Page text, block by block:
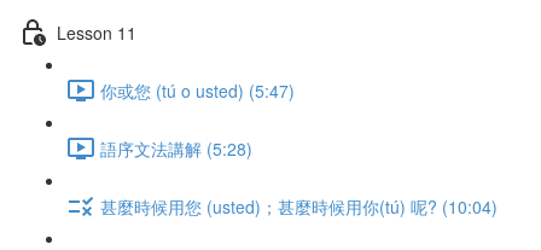
Lesson 11
你或您 (tú o usted) (5:47)
語序文法講解 (5:28)
甚麼時候用您 (usted)；甚麼時候用你(tú) 呢? (10:04)